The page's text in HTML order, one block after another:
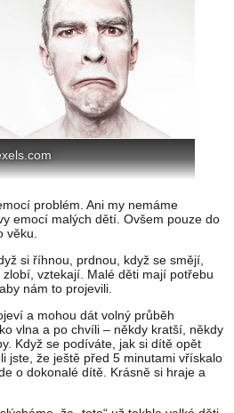
problém. Ani my nemáme
emocí malých dětí. Ovšem pouze do
věku.
si říhnou, prdnou, když se smějí,
vztekají. Malé děti mají potřebu
nám to projevili.
a mohou dát volný průběh
vlna a po chvíli – někdy kratší, někdy
Když se podíváte, jak si dítě opět
jste, že ještě před 5 minutami vřískalo
o dokonalé dítě. Krásně si hraje a